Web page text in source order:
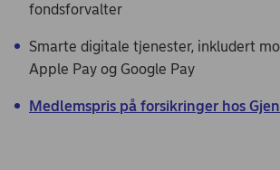
fondsforvalter​
Smarte digitale tjenester, inkludert
Apple Pay og Google Pay
Medlemspris på forsikringer hos